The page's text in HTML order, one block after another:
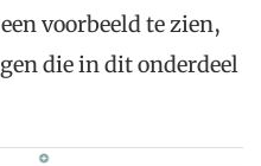
voorbeeld te zien,
die in dit onderdeel